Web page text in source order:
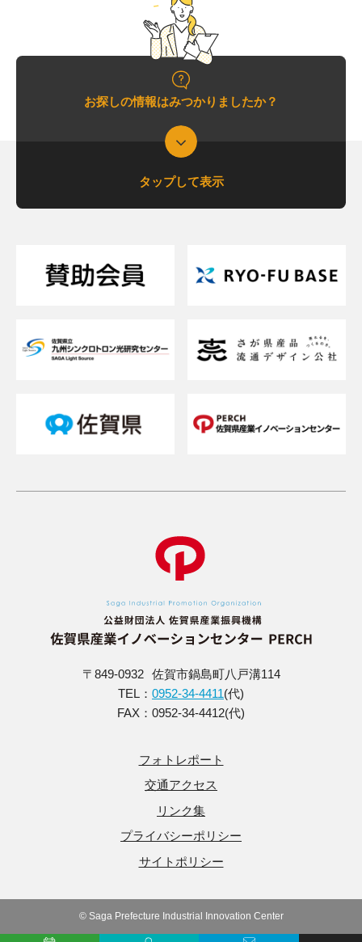
お探しの情報はみつかりましたか？
タップして表示
支援内容を詳しく知りたい
貸研修室（貸会議室）を借りたい
〒849-0932
佐賀市鍋島町八戸溝114
TEL： 0952-34-4411(代)
FAX：0952-34-4412(代)
フォトレポート
交通アクセス
リンク集
プライバシーポリシー
サイトポリシー
© Saga Prefecture Industrial Innovation Center